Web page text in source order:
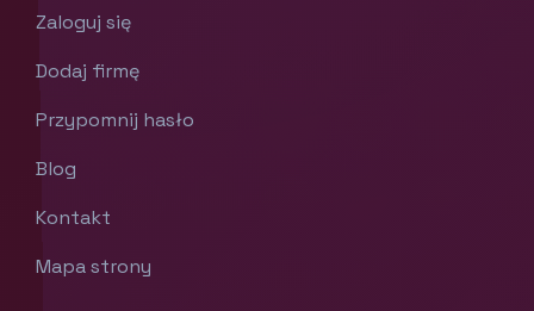
Zaloguj się
Dodaj firmę
Przypomnij hasło
Blog
Kontakt
Mapa strony